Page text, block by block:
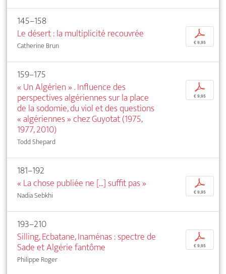
145–158
Le désert : la multiplicité recouvrée
Catherine Brun
p
€ 9,95
159–175
« Un Algérien » . Influence des
perspectives algériennes sur la place
de la sodomie, du viol et des questions
« algériennes » chez Guyotat (1975,
1977, 2010)
Todd Shepard
p
€ 9,95
181–192
« La chose publiée ne [...] suffit pas »
Nadia Sebkhi
p
€ 9,95
193–210
Silling, Ecbatane, Inaménas : spectre de
Sade et Algérie fantôme
Philippe Roger
p
€ 9,95